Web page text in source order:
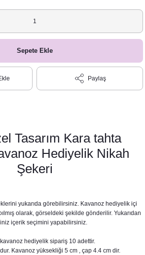
Sepete Ekle
Paylaş
Balonları Seti
Vintage Kara Tahta Baskılı Peçete
8,75 TL
Tasarım Kara tahta
Hediyelik Nikah
Şekeri
yukarıda görebilirsiniz. Kavanoz hediyelik içi
olarak, görseldeki şekilde gönderilir. Yukarıdan
içerik seçimini yapabilirsiniz.
hediyelik sipariş 10 adettir.
Kavanoz yüksekliği 5 cm , çap 4.4 cm dir.